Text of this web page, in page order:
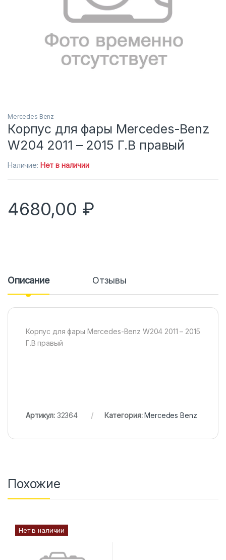
Mercedes Benz
Корпус для фары Mercedes-Benz
W204 2011 – 2015 Г.В правый
Наличие: Нет в наличии
4680,00 ₽
Описание Отзывы
Корпус для фары Mercedes-Benz W204 2011 – 2015
Г.В правый
Артикул: 32364 Категория:Mercedes Benz
Похожие
Нет в наличии